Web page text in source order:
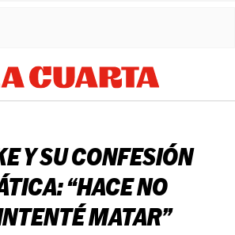
Y SU CONFESIÓN
“HACE NO
MATAR”